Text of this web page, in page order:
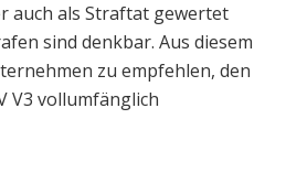
auch als Straftat gewertet
sind denkbar. Aus diesem
zu empfehlen, den
V3 vollumfänglich